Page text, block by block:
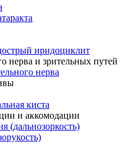
иридоциклит
нерва и зрительных путей
нерва
киста
и аккомодации
(дальнозоркость)